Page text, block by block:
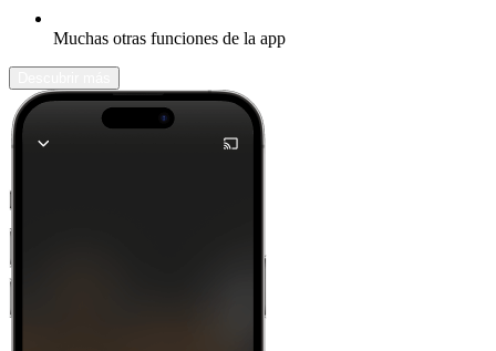
Muchas otras funciones de la app